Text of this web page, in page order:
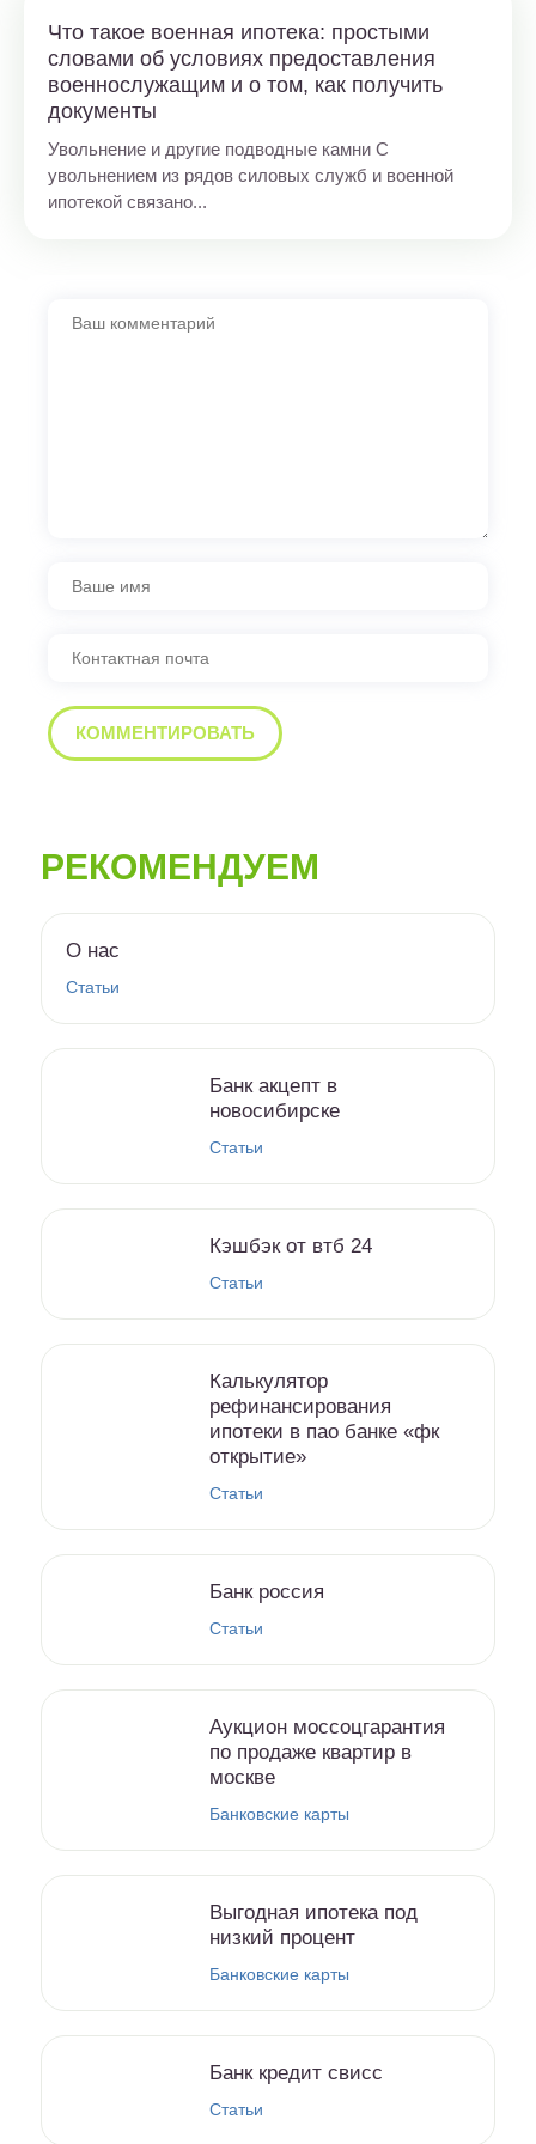
Что такое военная ипотека: простыми
словами об условиях предоставления
военнослужащим и о том, как получить
документы
Увольнение и другие подводные камни С
увольнением из рядов силовых служб и военной
ипотекой связано...
РЕКОМЕНДУЕМ
О нас
Статьи
Банк акцепт в
новосибирске
Статьи
Кэшбэк от втб 24
Статьи
Калькулятор
рефинансирования
ипотеки в пао банке «фк
открытие»
Статьи
Банк россия
Статьи
Аукцион моссоцгарантия
по продаже квартир в
москве
Банковские карты
Выгодная ипотека под
низкий процент
Банковские карты
Банк кредит свисс
Статьи